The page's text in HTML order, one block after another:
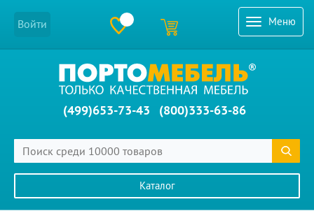
Меню
Войти
(499)653-73-43 (800)333-63-86
Каталог